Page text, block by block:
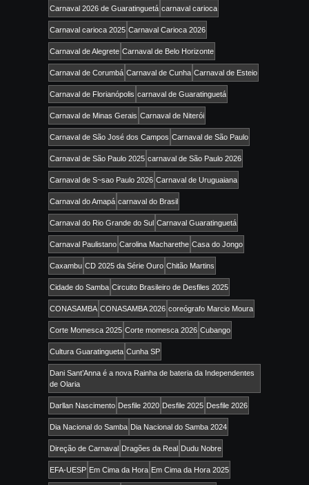
Carnaval 2026 de Guaratinguetá carnaval carioca
Carnaval carioca 2025 Carnaval Carioca 2026
Carnaval de Alegrete Carnaval de Belo Horizonte
Carnaval de Corumbá Carnaval de Cunha Carnaval de Esteio
Carnaval de Florianópolis carnaval de Guaratinguetá
Carnaval de Minas Gerais Carnaval de Niterói
Carnaval de São José dos Campos Carnaval de São Paulo
Carnaval de São Paulo 2025 carnaval de São Paulo 2026
Carnaval de S~sao Paulo 2026 Carnaval de Uruguaiana
Carnaval do Amapá carnaval do Brasil
Carnaval do Rio Grande do Sul Carnaval Guaratinguetá
Carnaval Paulistano Carolina Macharethe Casa do Jongo
Caxambu CD 2025 da Série Ouro Chitão Martins
Cidade do Samba Circuito Brasileiro de Desfiles 2025
CONASAMBA CONASAMBA 2026 coreógrafo Marcio Moura
Corte Momesca 2025 Corte momesca 2026 Cubango
Cultura Guaratingueta Cunha SP
Dani Sant’Anna é a nova Rainha de bateria da Independentes
de Olaria
Darllan Nascimento Desfile 2020 Desfile 2025 Desfile 2026
Dia Nacional do Samba Dia Nacional do Samba 2024
Direção de Carnaval Dragões da Real Dudu Nobre
EFA-UESP Em Cima da Hora Em Cima da Hora 2025